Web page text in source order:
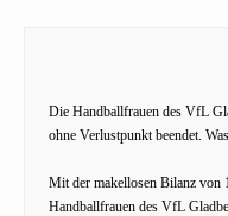
Die Handballfrauen des VfL
ohne Verlustpunkt beendet.
Mit der makellosen Bilanz von
Handballfrauen des VfL